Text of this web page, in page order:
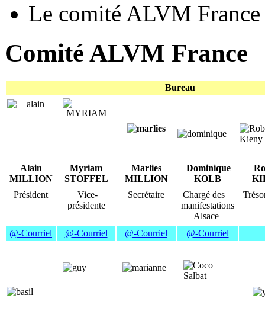
Le comité ALVM France
Comité ALVM France
Bureau
Alain
MILLION
Myriam
STOFFEL
Marlies
MILLION
Dominique
KOLB
Président
Vice-
présidente
Secrétaire
Chargé des
manifestations
Alsace
@-Courriel @-Courriel @-Courriel @-Courriel